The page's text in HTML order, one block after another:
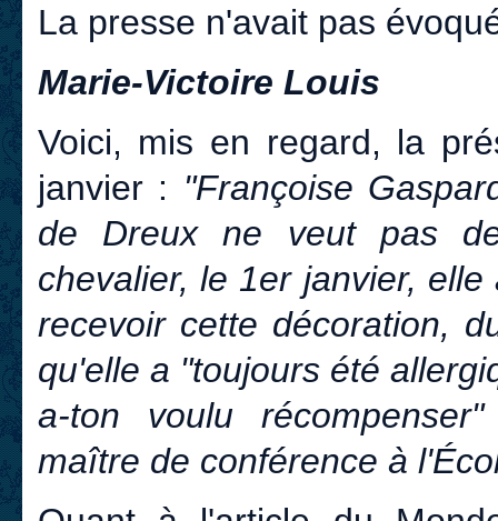
La presse n'avait pas
Marie-Victoire Louis
Voici, mis en regard, la
janvier : "Françoise
de Dreux ne veut pas
chevalier, le 1er janvier,
recevoir cette décoration,
qu'elle a "toujours été
a-ton voulu
maître de conférence à